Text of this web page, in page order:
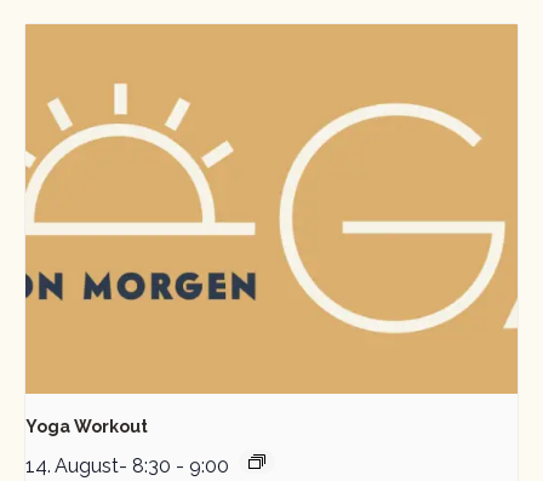
Yoga Workout
14. August- 8:30 - 9:00